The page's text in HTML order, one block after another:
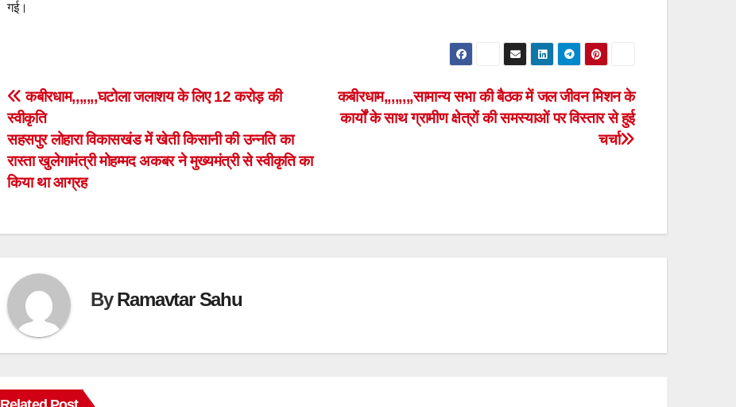
गई।
Post
navigation
कबीरधाम,,,,,,,,सामान्य सभा की बैठक में जल जीवन मिशन के
कार्यों के साथ ग्रामीण क्षेत्रों की समस्याओं पर विस्तार से हुई
चर्चा
कबीरधाम,,,,,,,घटोला जलाशय के लिए 12 करोड़ की
स्वीकृति
सहसपुर लोहारा विकासखंड में खेती किसानी की उन्नति का
रास्ता खुलेगामंत्री मोहम्मद अकबर ने मुख्यमंत्री से स्वीकृति का
किया था आग्रह
ByRamavtar Sahu